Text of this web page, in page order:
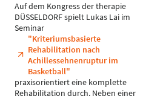
Auf dem Kongress der therapie
DÜSSELDORF spielt Lukas Lai im
Seminar
"Kriteriumsbasierte
Rehabilitation nach
Achillessehnenruptur im
Basketball"
praxisorientiert eine komplette
Rehabilitation durch. Neben einer